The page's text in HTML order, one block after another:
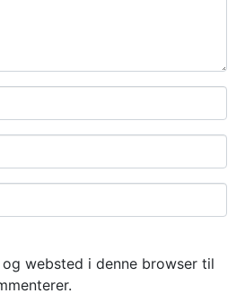
websted i denne browser til